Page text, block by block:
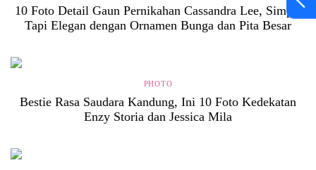
10 Foto Detail Gaun Pernikahan Cassandra Lee, Simpel
Tapi Elegan dengan Ornamen Bunga dan Pita Besar
PHOTO
Bestie Rasa Saudara Kandung, Ini 10 Foto Kedekatan
Enzy Storia dan Jessica Mila